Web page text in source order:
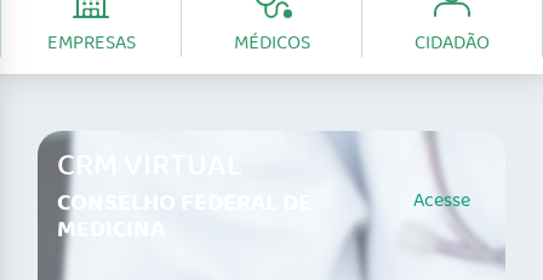
EMPRESAS MÉDICOS CIDADÃO
CRM VIRTUAL
CONSELHO FEDERAL DE
MEDICINA
Acesse